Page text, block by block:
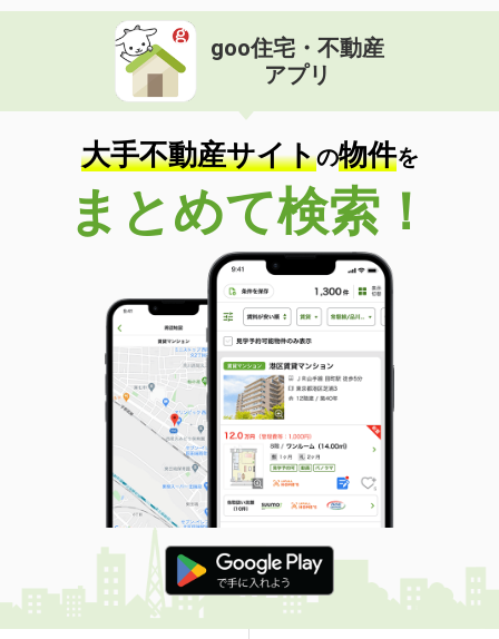
goo住宅・不動産
アプリ
大手不動産サイトの物件を
まとめて検索！